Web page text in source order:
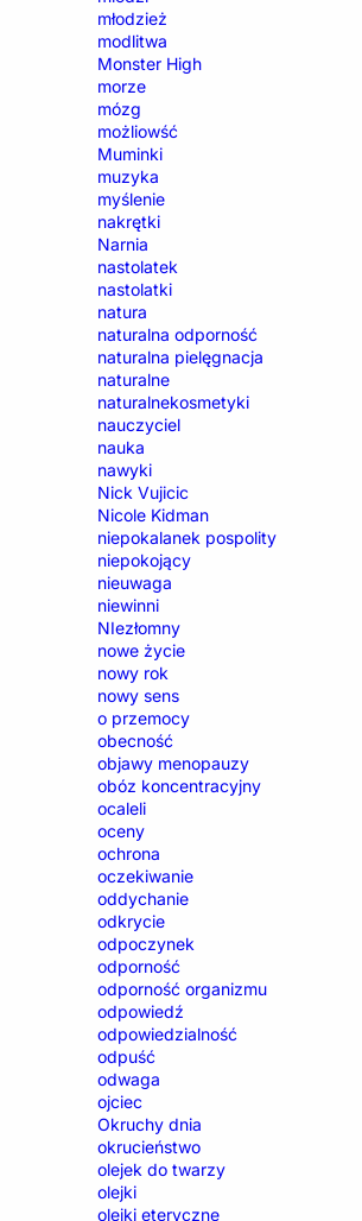
młodzież
modlitwa
Monster High
morze
mózg
możliowść
Muminki
muzyka
myślenie
nakrętki
Narnia
nastolatek
nastolatki
natura
naturalna odporność
naturalna pielęgnacja
naturalne
naturalnekosmetyki
nauczyciel
nauka
nawyki
Nick Vujicic
Nicole Kidman
niepokalanek pospolity
niepokojący
nieuwaga
niewinni
NIezłomny
nowe życie
nowy rok
nowy sens
o przemocy
obecność
objawy menopauzy
obóz koncentracyjny
ocaleli
oceny
ochrona
oczekiwanie
oddychanie
odkrycie
odpoczynek
odporność
odporność organizmu
odpowiedź
odpowiedzialność
odpuść
odwaga
ojciec
Okruchy dnia
okrucieństwo
olejek do twarzy
olejki
olejki eteryczne